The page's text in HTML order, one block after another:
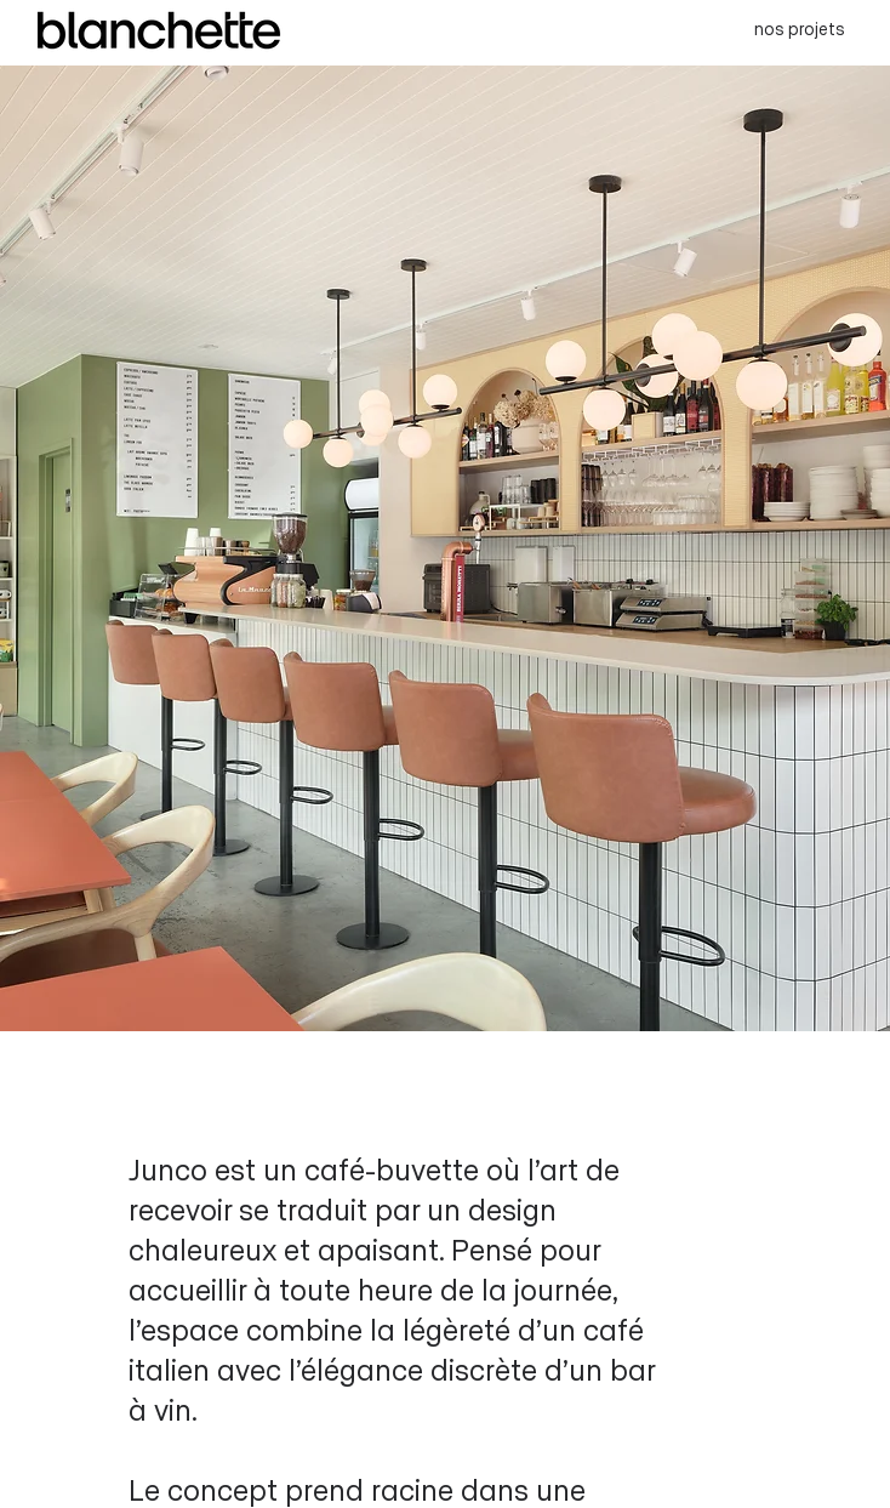
nos projets
Junco est un café-buvette où l’art de
recevoir se traduit par un design
chaleureux et apaisant. Pensé pour
accueillir à toute heure de la journée,
l’espace combine la légèreté d’un café
italien avec l’élégance discrète d’un bar
à vin.
Le concept prend racine dans une